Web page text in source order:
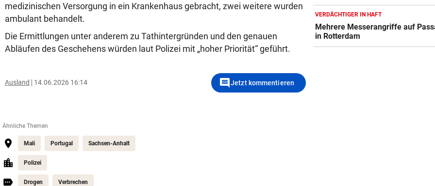
medizinischen Versorgung in ein Krankenhaus gebracht, zwei weitere wurden
ambulant behandelt.
Die Ermittlungen unter anderem zu Tathintergründen und den genauen
Abläufen des Geschehens würden laut Polizei mit „hoher Priorität“ geführt.
Ausland 14.06.2026 16:14 commentJetzt kommentieren
Ähnliche Themen
Mali Portugal Sachsen-Anhalt
Polizei
Drogen Verbrechen
VERDÄCHTIGER IN HAFT
Mehrere Messerangriffe auf
in Rotterdam